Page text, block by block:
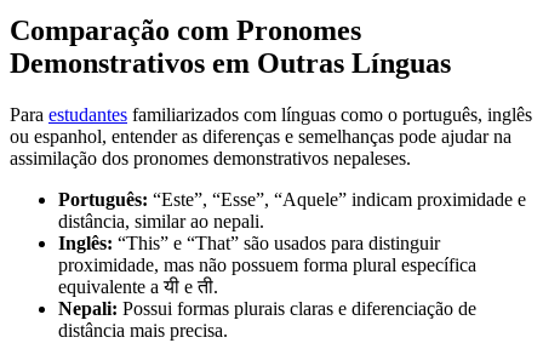
Comparação com Pronomes
Demonstrativos em Outras Línguas
Para estudantes familiarizados com línguas como o português, inglês
ou espanhol, entender as diferenças e semelhanças pode ajudar na
assimilação dos pronomes demonstrativos nepaleses.
Português: “Este”, “Esse”, “Aquele” indicam proximidade e
distância, similar ao nepali.
Inglês: “This” e “That” são usados para distinguir
proximidade, mas não possuem forma plural específica
equivalente a यी e ती.
Nepali: Possui formas plurais claras e diferenciação de
distância mais precisa.